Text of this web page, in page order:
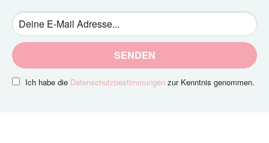
SENDEN
Ich habe die Datenschutzbestimmungen zur Kenntnis genommen.